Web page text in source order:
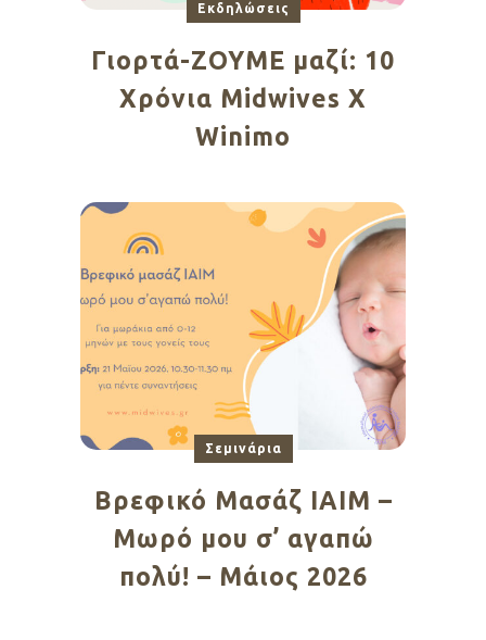
Εκδηλώσεις
Γιορτά-ΖΟΥΜΕ μαζί: 10
Χρόνια Midwives X
Winimo
Σεμινάρια
Βρεφικό Μασάζ ΙΑΙΜ –
Μωρό μου σ’ αγαπώ
πολύ! – Μάιος 2026